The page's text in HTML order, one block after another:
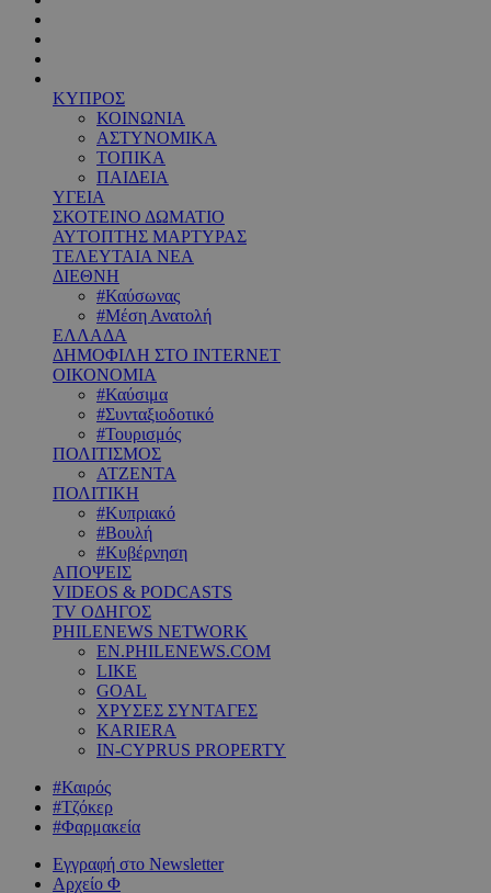
ΚΥΠΡΟΣ
ΚΟΙΝΩΝΙΑ
ΑΣΤΥΝΟΜΙΚΑ
ΤΟΠΙΚΑ
ΠΑΙΔΕΙΑ
ΥΓΕΙΑ
ΣΚΟΤΕΙΝΟ ΔΩΜΑΤΙΟ
ΑΥΤΟΠΤΗΣ ΜΑΡΤΥΡΑΣ
ΤΕΛΕΥΤΑΙΑ ΝΕΑ
ΔΙΕΘΝΗ
#Καύσωνας
#Μέση Ανατολή
ΕΛΛΑΔΑ
ΔΗΜΟΦΙΛΗ ΣΤΟ INTERNET
ΟΙΚΟΝΟΜΙΑ
#Καύσιμα
#Συνταξιοδοτικό
#Τουρισμός
ΠΟΛΙΤΙΣΜΟΣ
ΑΤΖΕΝΤΑ
ΠΟΛΙΤΙΚΗ
#Κυπριακό
#Βουλή
#Κυβέρνηση
ΑΠΟΨΕΙΣ
VIDEOS & PODCASTS
TV ΟΔΗΓΟΣ
PHILENEWS NETWORK
EN.PHILENEWS.COM
LIKE
GOAL
ΧΡΥΣΕΣ ΣΥΝΤΑΓΕΣ
KARIERA
IN-CYPRUS PROPERTY
#Καιρός
#Τζόκερ
#Φαρμακεία
Εγγραφή στο Newsletter
Αρχείο Φ